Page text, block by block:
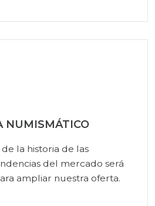
NUMISMÁTICO
la historia de las
del mercado será
ampliar nuestra oferta.